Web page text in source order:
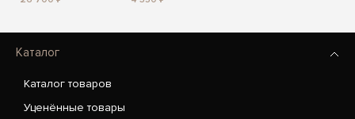
Каталог
Каталог товаров
Уценённые товары